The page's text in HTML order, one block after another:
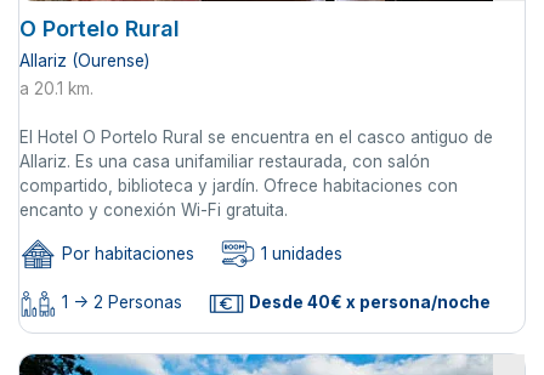
O Portelo Rural
Allariz (Ourense)
a 20.1 km.
El Hotel O Portelo Rural se encuentra en el casco antiguo de
Allariz. Es una casa unifamiliar restaurada, con salón
compartido, biblioteca y jardín. Ofrece habitaciones con
encanto y conexión Wi-Fi gratuita.
Por habitaciones 1 unidades
1 -> 2 Personas Desde 40€ x persona/noche